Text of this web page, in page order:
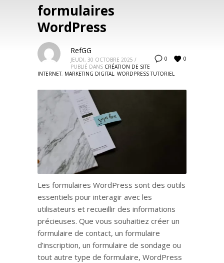
formulaires
WordPress
0 0
RefGG
JEUDI, 30 OCTOBRE 2025 /
PUBLIÉ DANS CRÉATION DE SITE
INTERNET, MARKETING DIGITAL, WORDPRESS TUTORIEL
Les formulaires WordPress sont des outils
essentiels pour interagir avec les
utilisateurs et recueillir des informations
précieuses. Que vous souhaitiez créer un
formulaire de contact, un formulaire
d’inscription, un formulaire de sondage ou
tout autre type de formulaire, WordPress